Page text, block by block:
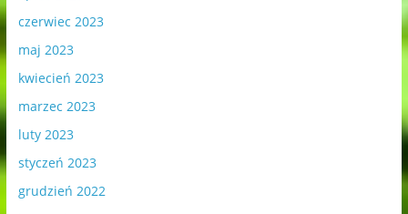
czerwiec 2023
maj 2023
kwiecień 2023
marzec 2023
luty 2023
styczeń 2023
grudzień 2022